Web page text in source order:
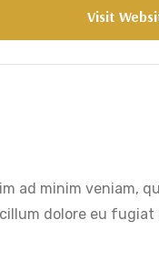
Visit
ad minim veniam,
dolore eu fugiat